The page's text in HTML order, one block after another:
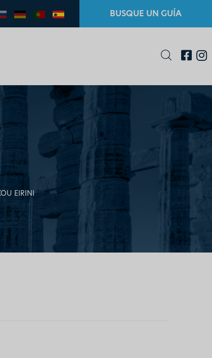
BUSQUE UN GUÍA
EIRINI